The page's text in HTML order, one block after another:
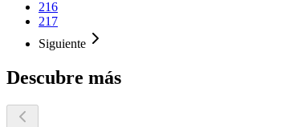
216
217
Siguiente
Descubre más